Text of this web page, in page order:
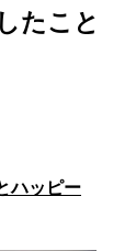
たこと
ハッピー